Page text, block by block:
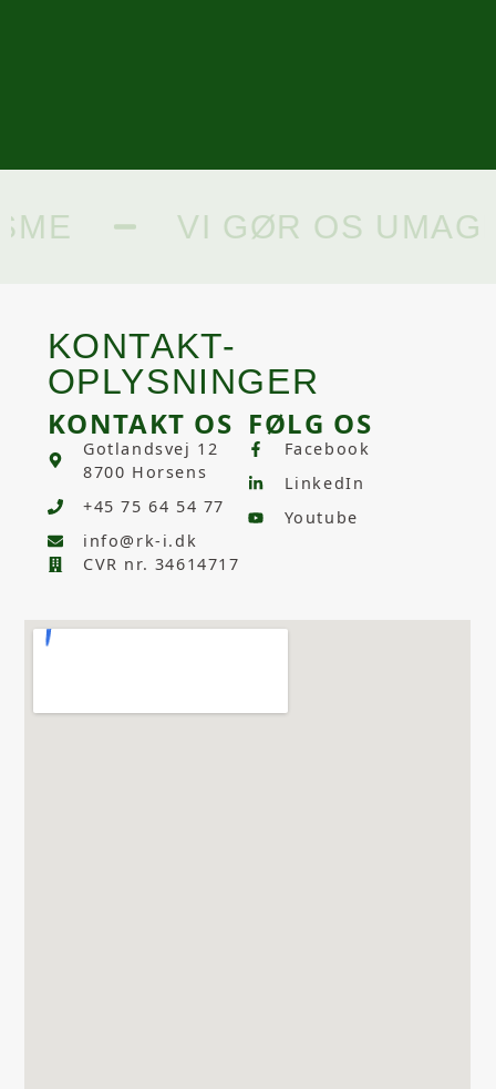
VI GØR OS UMAGE –
KONTAKT-
OPLYSNINGER
KONTAKT OS
Gotlandsvej 12
8700 Horsens
+45 75 64 54 77
info@rk-i.dk
CVR nr. 34614717
FØLG OS
Facebook
LinkedIn
Youtube